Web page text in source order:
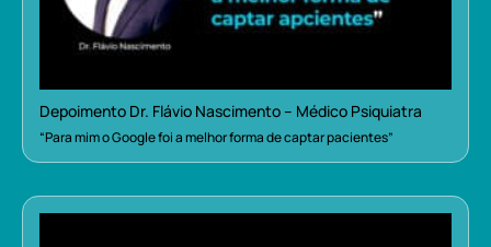
Depoimento Dr. Flávio Nascimento – Médico Psiquiatra
“Para mim o Google foi a melhor forma de captar pacientes”